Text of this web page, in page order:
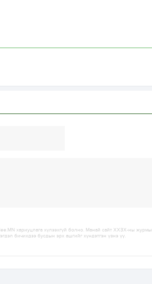
хариуцлага хүлээхгүй болно. Манай сайт ХХЗХ-ны
бичихдээ бусдын эрх ашгийг хүндэтгэн үзнэ үү.